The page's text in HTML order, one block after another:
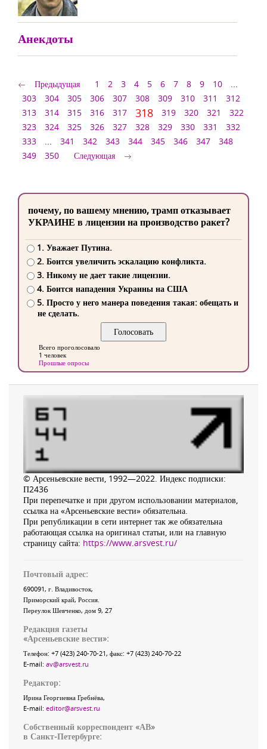
Анекдоты
Предыдущая 1 2 3 4 5 6 7 8 9 10
...
303
304 305 306 307 308 309 310 311
312
313
314 315 316 317 318 319 320 321
322
323
324 325 326 327 328 329 330 331
332
333
... 341 342 343 344 345 346 347
348
349
350 Следующая
почему, по вашему мнению, трамп отказывает
УКРАИНЕ в лицензии на производство ракет?
1. Уважает Путина.
2. Боится увеличить эскалацию конфликта.
3. Никому не дает такие лицензии.
4. Боится нападения Украины на США
5. Просто у него манера поведения такая: обещать и
не сделать.
Всего проголосовало
1 человек
Прошлые опросы
© Арсеньевские вести, 1992—2022. Индекс подписки:
П2436
При перепечатке и при другом использовании материалов,
ссылка на «Арсеньевские вести» обязательна.
При републикации в сети интернет так же обязательна
работающая ссылка на оригинал статьи, или на главную
страницу сайта: https://www.arsvest.ru/
Почтовый адрес:
690091, г. Владивосток,
Приморский край, Россия
Переулок Шевченко, дом 9, 27
Редакция газеты
«Арсеньевские вести»:
Телефон: +7 (423) 240-70-21, факс: +7 (423) 240-70-22
E-mail: av@arsvest.ru
Редактор:
Ирина Георгиевна Гребнёва,
E-mail: editor@arsvest.ru
Собственный корреспондент «АВ»
в Санкт-Петербурге: